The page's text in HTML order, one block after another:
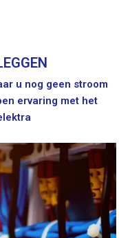
u nog geen stroom
ervaring met het